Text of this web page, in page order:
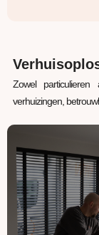
Zowel
verhuizingen,
Uw inboedel
B verhuizen?